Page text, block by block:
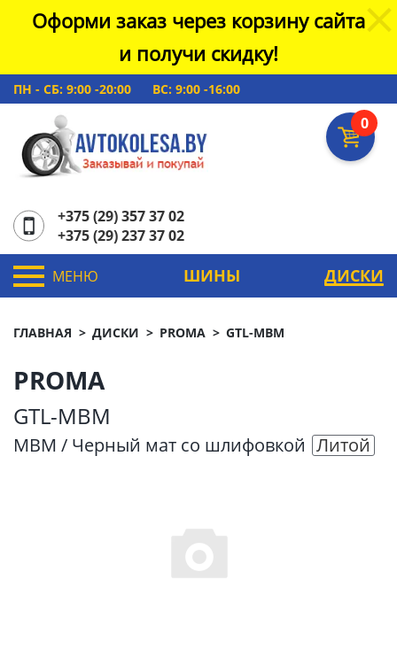
Оформи заказ через корзину сайта
и получи скидку!
ПН - СБ: 9:00 -20:00 ВС: 9:00 -16:00
0
+375 (29) 357 37 02
+375 (29) 237 37 02
МЕНЮ ШИНЫ ДИСКИ
ГЛАВНАЯ ДИСКИ PROMA GTL-MBM
PROMA
GTL-MBM
MBM / Черный мат со шлифовкой Литой